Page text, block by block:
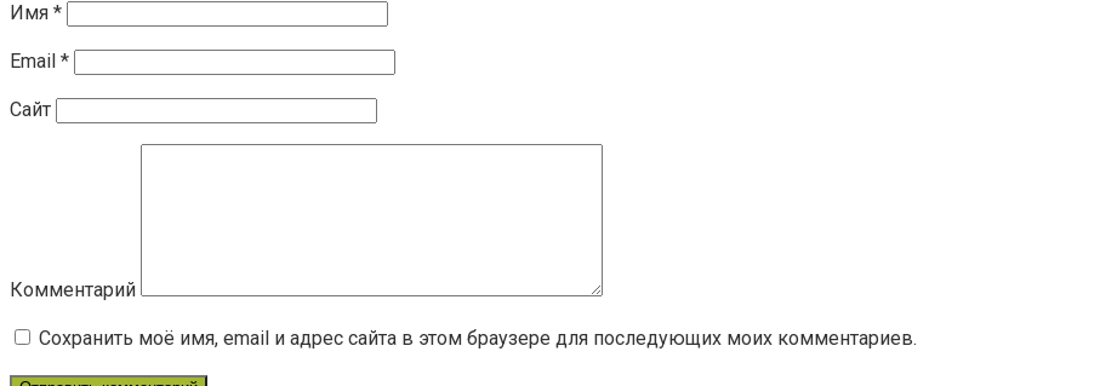
Имя *
Email *
Сайт
Комментарий
Сохранить моё имя, email и адрес сайта в этом браузере для последующих моих комментариев.